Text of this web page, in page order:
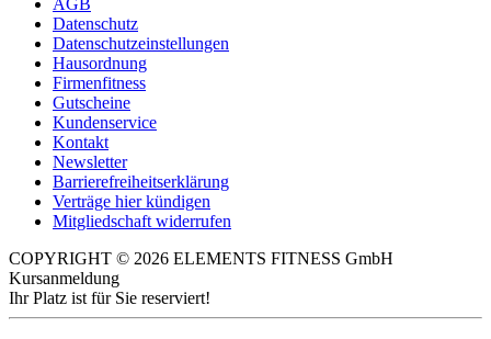
AGB
Datenschutz
Datenschutzeinstellungen
Hausordnung
Firmenfitness
Gutscheine
Kundenservice
Kontakt
Newsletter
Barrierefreiheitserklärung
Verträge hier kündigen
Mitgliedschaft widerrufen
COPYRIGHT © 2026 ELEMENTS FITNESS GmbH
Kursanmeldung
Ihr Platz ist für Sie reserviert!